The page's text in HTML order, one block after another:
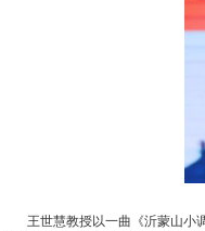
王世慧教授以一曲《沂蒙山小